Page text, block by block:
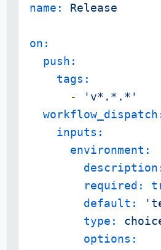
name: Release
on:
push:
tags:
-
'v*.*.*'
inputs:
environment:
required:
default:
type:
options: